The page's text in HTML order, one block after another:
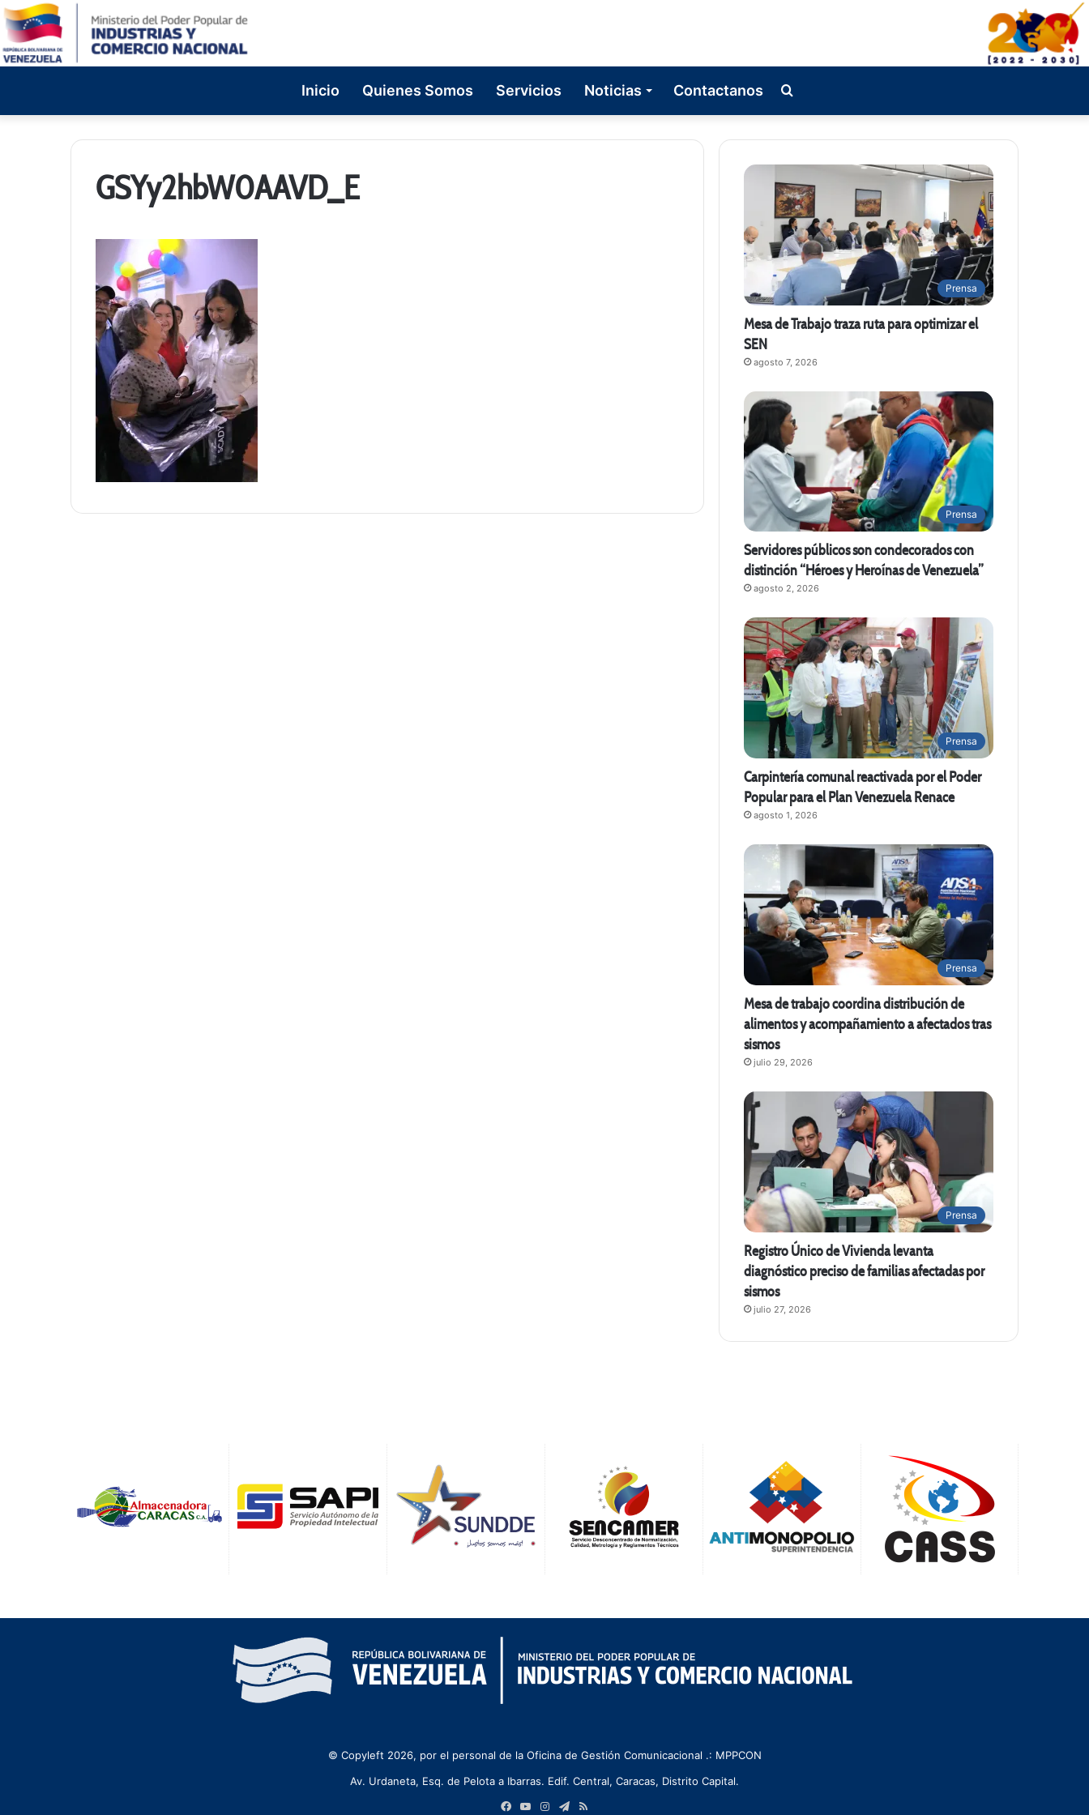
Inicio Quienes Somos Servicios Noticias Contactanos
de
GSYy2hbW0AAVD_E
Prensa
Mesa de Trabajo traza ruta para optimizar el
SEN
agosto 7, 2026
Prensa
Servidores públicos son condecorados con
distinción “Héroes y Heroínas de Venezuela”
agosto 2, 2026
Prensa
Carpintería comunal reactivada por el Poder
Popular para el Plan Venezuela Renace
agosto 1, 2026
Prensa
Mesa de trabajo coordina distribución de
alimentos y acompañamiento a afectados tras
sismos
julio 29, 2026
Prensa
Registro Único de Vivienda levanta
diagnóstico preciso de familias afectadas por
sismos
julio 27, 2026
© Copyleft 2026, por el personal de la Oficina de Gestión Comunicacional .: MPPCON
Av. Urdaneta, Esq. de Pelota a Ibarras. Edif. Central, Caracas, Distrito Capital.
Facebook
YouTubeInstagram
Telegram